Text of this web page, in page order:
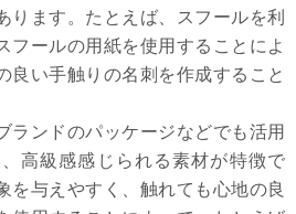
ります。たとえば、スフールを利
フールの用紙を使用することによ
良い手触りの名刺を作成すること
ランドのパッケージなどでも活用
高級感感じられる素材が特徴で
を与えやすく、触れても心地の良